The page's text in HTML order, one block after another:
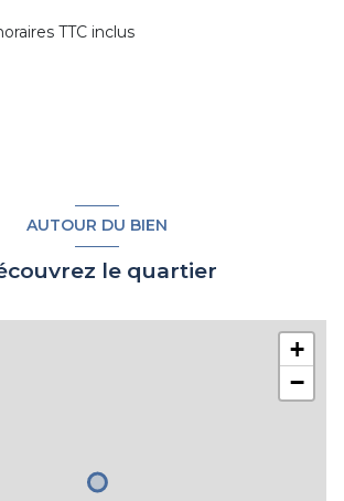
TTC inclus
AUTOUR DU BIEN
le quartier
+
−